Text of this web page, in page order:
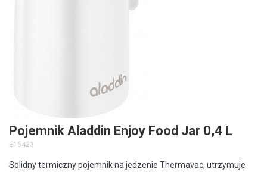
Pojemnik Aladdin Enjoy Food Jar 0,4 L
E15423
Solidny termiczny pojemnik na jedzenie Thermavac, utrzymuje